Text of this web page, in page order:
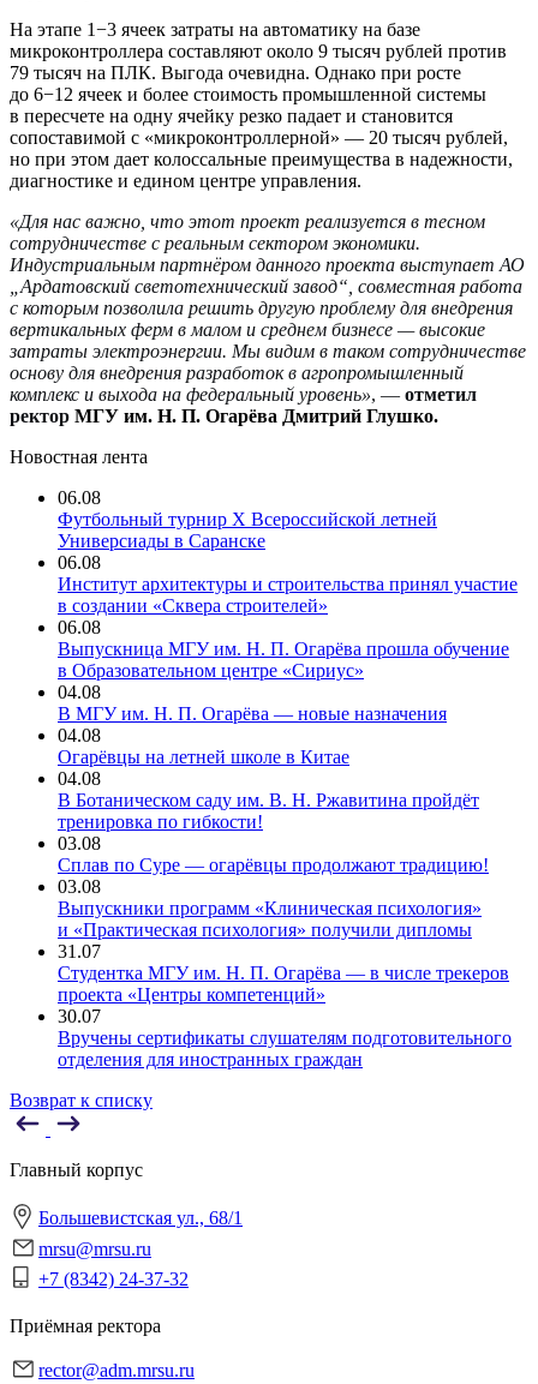
На этапе 1−3 ячеек затраты на автоматику на базе
микроконтроллера составляют около 9 тысяч рублей против
79 тысяч на ПЛК. Выгода очевидна. Однако при росте
до 6−12 ячеек и более стоимость промышленной системы
в пересчете на одну ячейку резко падает и становится
сопоставимой с «микроконтроллерной» — 20 тысяч рублей,
но при этом дает колоссальные преимущества в надежности,
диагностике и едином центре управления.
«Для нас важно, что этот проект реализуется в тесном
сотрудничестве с реальным сектором экономики.
Индустриальным партнёром данного проекта выступает АО
„Ардатовский светотехнический завод“, совместная работа
с которым позволила решить другую проблему для внедрения
вертикальных ферм в малом и среднем бизнесе — высокие
затраты электроэнергии. Мы видим в таком сотрудничестве
основу для внедрения разработок в агропромышленный
комплекс и выхода на федеральный уровень», — отметил
ректор МГУ им. Н. П. Огарёва Дмитрий Глушко.
Новостная лента
06.08
Футбольный турнир X Всероссийской летней
Универсиады в Саранске
06.08
Институт архитектуры и строительства принял участие
в создании «Сквера строителей»
06.08
Выпускница МГУ им. Н. П. Огарёва прошла обучение
в Образовательном центре «Сириус»
04.08
В МГУ им. Н. П. Огарёва — новые назначения
04.08
Огарёвцы на летней школе в Китае
04.08
В Ботаническом саду им. В. Н. Ржавитина пройдёт
тренировка по гибкости!
03.08
Сплав по Суре — огарёвцы продолжают традицию!
03.08
Выпускники программ «Клиническая психология»
и «Практическая психология» получили дипломы
31.07
Студентка МГУ им. Н. П. Огарёва — в числе трекеров
проекта «Центры компетенций»
30.07
Вручены сертификаты слушателям подготовительного
отделения для иностранных граждан
Возврат к списку
Главный корпус
Большевистская ул., 68/1
mrsu@mrsu.ru
+7 (8342) 24-37-32
Приёмная ректора
rector@adm.mrsu.ru